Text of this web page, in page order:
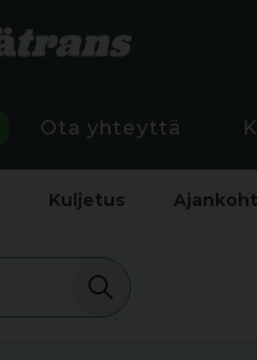
Ota yhteyttä
Kuljetus